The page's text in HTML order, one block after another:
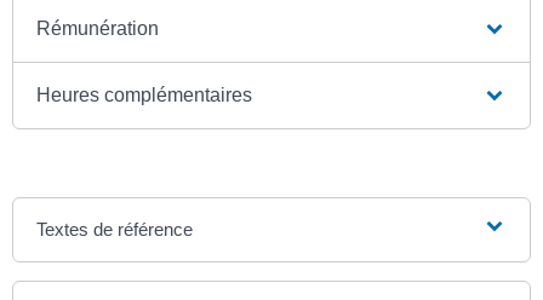
Rémunération
Heures complémentaires
Textes de référence